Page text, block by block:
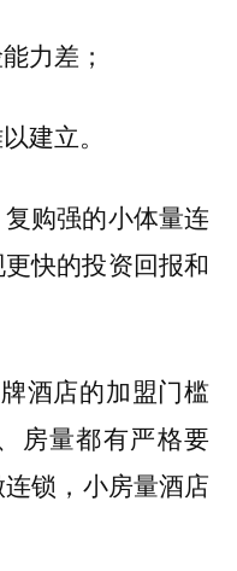
力差；
建立。
购强的小体量连
快的投资回报和
酒店的加盟门槛
房量都有严格要
锁，小房量酒店